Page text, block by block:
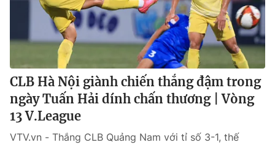
CLB Hà Nội giành chiến thắng đậm trong
ngày Tuấn Hải dính chấn thương | Vòng
13 V.League
VTV.vn - Thắng CLB Quảng Nam với tỉ số 3-1, thế